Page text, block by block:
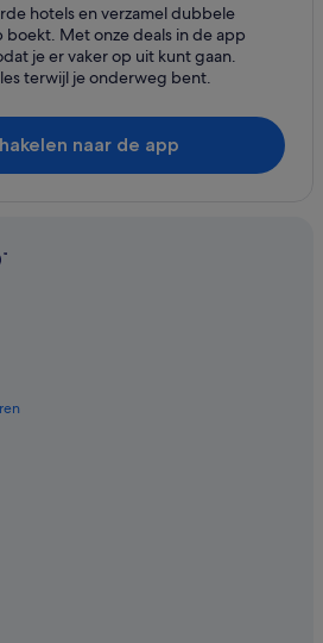
hotels en verzamel dubbele
boekt. Met onze deals in de app
je er vaker op uit kunt gaan.
terwijl je onderweg bent.
naar de app